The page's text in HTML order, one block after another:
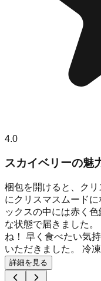
4.0
スカイベリーの魅
梱包を開けると、ク
にクリスマスムード
ックスの中には赤く
な状態で届きました
ね！ 早く食べたい気
いただきました。 冷
詳細を見る